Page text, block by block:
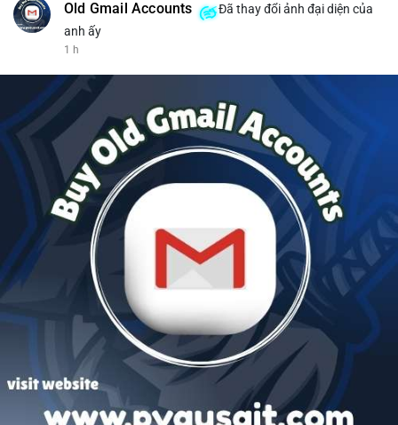
Old Gmail Accounts
Đã thay đổi ảnh đại diện của
anh ấy
1 h